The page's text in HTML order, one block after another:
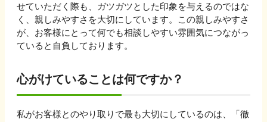
せていただく際も、ガツガツとした印象を与えるのではな
く、親しみやすさを大切にしています。この親しみやすさ
が、お客様にとって何でも相談しやすい雰囲気につながっ
ていると自負しております。
心がけていることは何ですか？
私がお客様とのやり取りで最も大切にしているのは、「徹